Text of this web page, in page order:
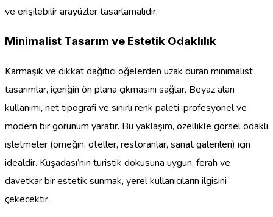
ve erişilebilir arayüzler tasarlamalıdır.
Minimalist Tasarım ve Estetik Odaklılık
Karmaşık ve dikkat dağıtıcı öğelerden uzak duran minimalist
tasarımlar, içeriğin ön plana çıkmasını sağlar. Beyaz alan
kullanımı, net tipografi ve sınırlı renk paleti, profesyonel ve
modern bir görünüm yaratır. Bu yaklaşım, özellikle görsel odaklı
işletmeler (örneğin, oteller, restoranlar, sanat galerileri) için
idealdir. Kuşadası’nın turistik dokusuna uygun, ferah ve
davetkar bir estetik sunmak, yerel kullanıcıların ilgisini
çekecektir.